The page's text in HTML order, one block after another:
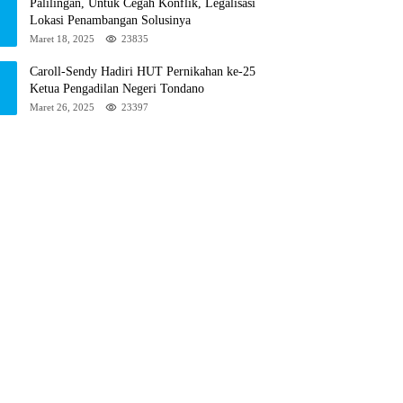
Palilingan, Untuk Cegah Konflik, Legalisasi
Lokasi Penambangan Solusinya
Maret 18, 2025 23835
Caroll-Sendy Hadiri HUT Pernikahan ke-25
Ketua Pengadilan Negeri Tondano
Maret 26, 2025 23397